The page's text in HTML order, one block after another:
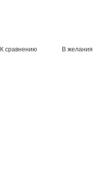
К сравнению В желания